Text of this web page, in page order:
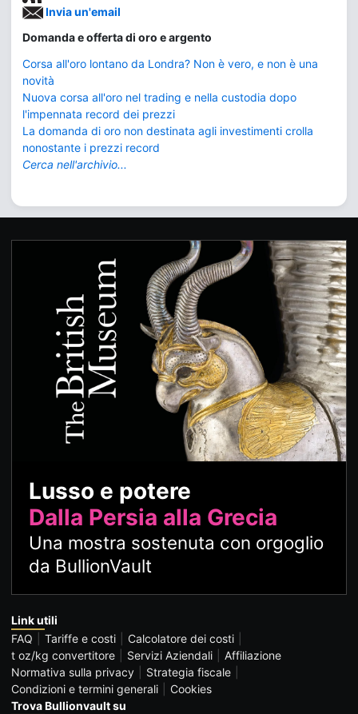
Invia un'email
Domanda e offerta di oro e argento
Corsa all'oro lontano da Londra? Non è vero, e non è una
novità
Nuova corsa all'oro nel trading e nella custodia dopo
l'impennata record dei prezzi
La domanda di oro non destinata agli investimenti crolla
nonostante i prezzi record
Cerca nell'archivio...
Lusso e potere
Dalla Persia alla Grecia
Una mostra sostenuta con orgoglio
da BullionVault
Link utili
FAQ
Tariffe e costi
Calcolatore dei costi
t oz/kg convertitore
Servizi Aziendali
Affiliazione
Normativa sulla privacy
Strategia fiscale
Condizioni e termini generali
Cookies
Trova Bullionvault su